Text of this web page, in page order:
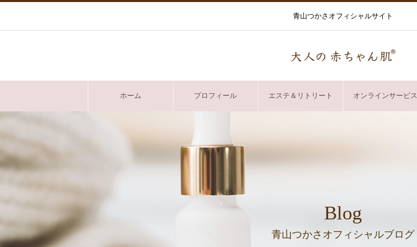
青山つかさオフィシャルサイト
ホーム プロフィール エステ＆リトリート オンラインサービス
Blog
青山つかさオフィシャルブログ